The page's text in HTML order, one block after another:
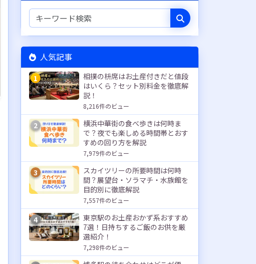
人気記事
1
相撲の枡席はお土産付きだと値段
はいくら？セット別料金を徹底解
説！
8,216件のビュー
2
横浜中華街の食べ歩きは何時ま
で？夜でも楽しめる時間帯とおす
すめの回り方を解説
7,979件のビュー
3
スカイツリーの所要時間は何時
間？展望台・ソラマチ・水族館を
目的別に徹底解説
7,557件のビュー
4
東京駅のお土産おかず系おすすめ
7選！日持ちするご飯のお供を厳
選紹介！
7,298件のビュー